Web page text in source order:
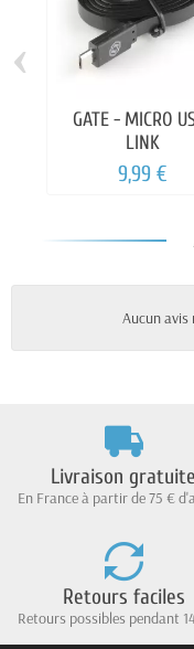
GATE - MICRO
LINK
9,99 €
‹
Aucun avis
Livraison gratuite
En France à partir de 75 €
Retours faciles
Retours possibles pendant